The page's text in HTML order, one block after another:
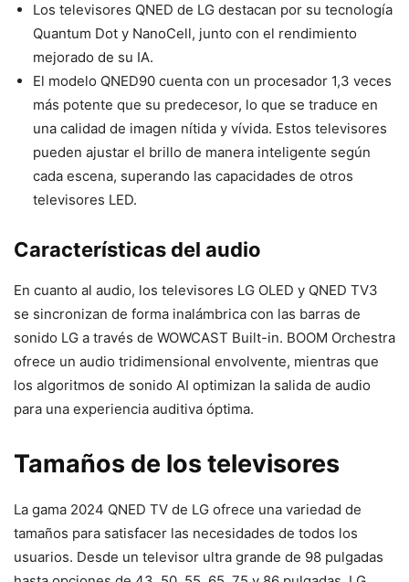
Los televisores QNED de LG destacan por su tecnología
Quantum Dot y NanoCell, junto con el rendimiento
mejorado de su IA.
El modelo QNED90 cuenta con un procesador 1,3 veces
más potente que su predecesor, lo que se traduce en
una calidad de imagen nítida y vívida. Estos televisores
pueden ajustar el brillo de manera inteligente según
cada escena, superando las capacidades de otros
televisores LED.
Características del audio
En cuanto al audio, los televisores LG OLED y QNED TV3
se sincronizan de forma inalámbrica con las barras de
sonido LG a través de WOWCAST Built-in. BOOM Orchestra
ofrece un audio tridimensional envolvente, mientras que
los algoritmos de sonido AI optimizan la salida de audio
para una experiencia auditiva óptima.
Tamaños de los televisores
La gama 2024 QNED TV de LG ofrece una variedad de
tamaños para satisfacer las necesidades de todos los
usuarios. Desde un televisor ultra grande de 98 pulgadas